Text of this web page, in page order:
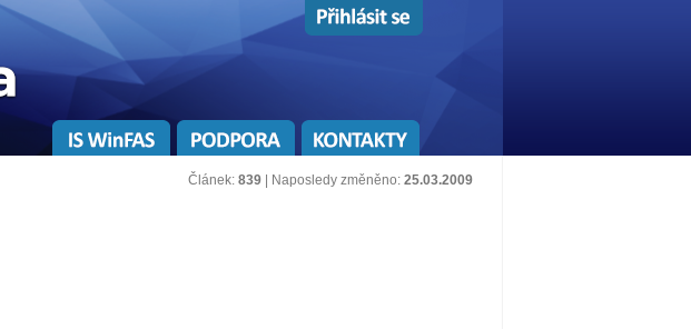
Článek: 839| Naposledy změněno: 25.03.2009